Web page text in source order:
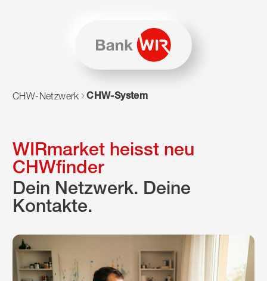
Zum Navigieren dieser Seite wird JavaScript benötigt.
CHW-Netzwerk CHW-System
WIRmarket heisst neu
CHWfinder
Dein Netzwerk. Deine
Kontakte.